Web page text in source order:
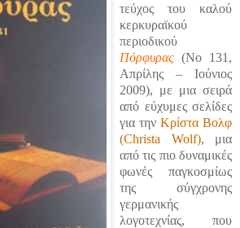
τεύχος του καλού
κερκυραϊκού
περιοδικού
Πόρφυρας (Νο 131,
Απρίλης – Ιούνιος
2009), με μια σειρά
από εύχυμες σελίδες
για την Κρίστα Βολφ
(Christa Wolf), μια
από τις πιο δυναμικές
φωνές παγκοσμίως
της σύγχρονης
γερμανικής
λογοτεχνίας, που